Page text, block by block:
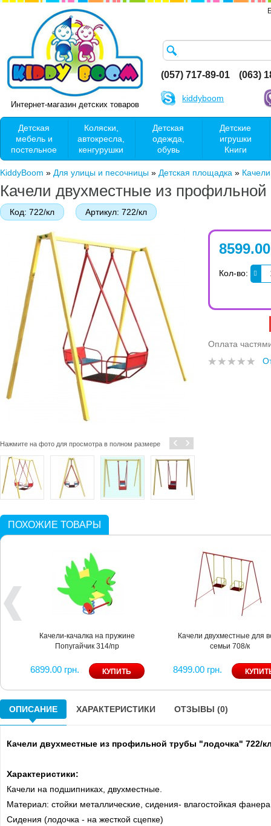
Интернет-магазин детских товаров
(057) 717-89-01 (063)
kiddyboom
Детская
мебель и
постельное
Коляски,
автокресла,
кенгурушки
Детская
одежда,
обувь
Детские
игрушки
Книги
KiddyBoom » Для улицы и песочницы » Детская площадка »
Качели двухместные из профильной
Код: 722/кл Артикул: 722/кл
Нажмите на фото для просмотра в полном размере ‹ ›
Кол-во:
Оплата
ПОХОЖИЕ ТОВАРЫ
Качели-качалка на пружине
Попугайчик 314/пр
6899.00 грн.
Качели двухместные для
семьи 708/к
8499.00 грн.
ОПИСАНИЕ ХАРАКТЕРИСТИКИ ОТЗЫВЫ (0)
Качели двухместные из профильной трубы "лодочка" 722/
Характеристики:
Качели на подшипниках, двухместные.
Материал: стойки металлические, сидения- влагостойкая
Сидения (лодочка - на жесткой сцепке)